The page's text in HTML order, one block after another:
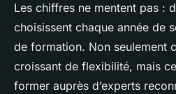
Les chiffres ne mentent pas :
choisissent chaque année de
de formation. Non seulement
croissant de flexibilité, mais
former auprès d’experts